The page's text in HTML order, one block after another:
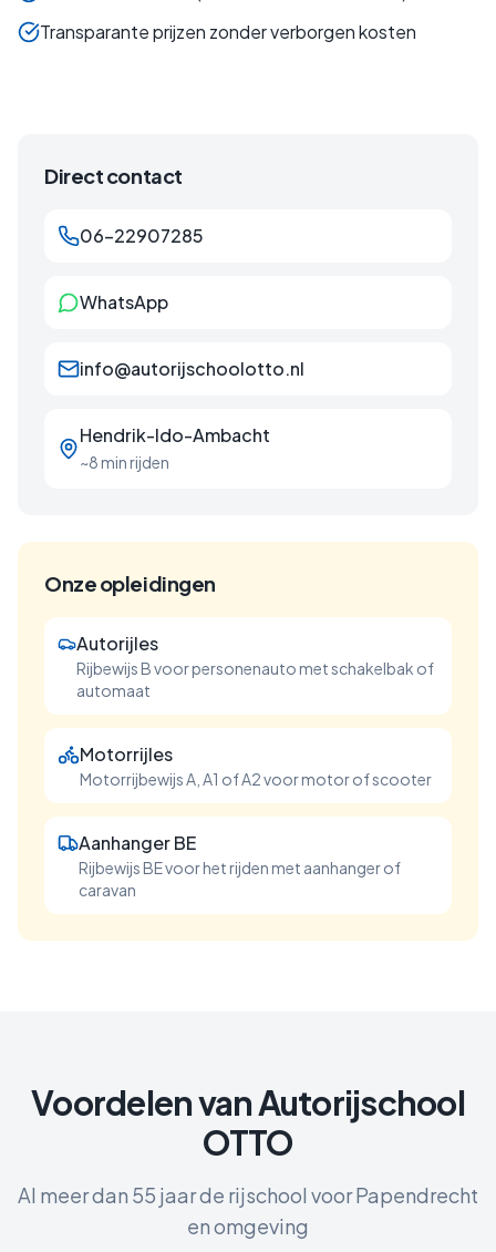
Transparante prijzen zonder verborgen kosten
Direct contact
06-22907285
WhatsApp
info@autorijschoolotto.nl
Hendrik-Ido-Ambacht
~8 min rijden
Onze opleidingen
Autorijles
Rijbewijs B voor personenauto met schakelbak of
automaat
Motorrijles
Motorrijbewijs A, A1 of A2 voor motor of scooter
Aanhanger BE
Rijbewijs BE voor het rijden met aanhanger of
caravan
Voordelen van Autorijschool
OTTO
Al meer dan 55 jaar de rijschool voorPapendrecht
en omgeving